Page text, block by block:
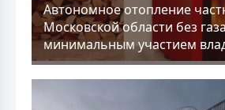
Aвтономное отопление
Московской области без
минимальным участием